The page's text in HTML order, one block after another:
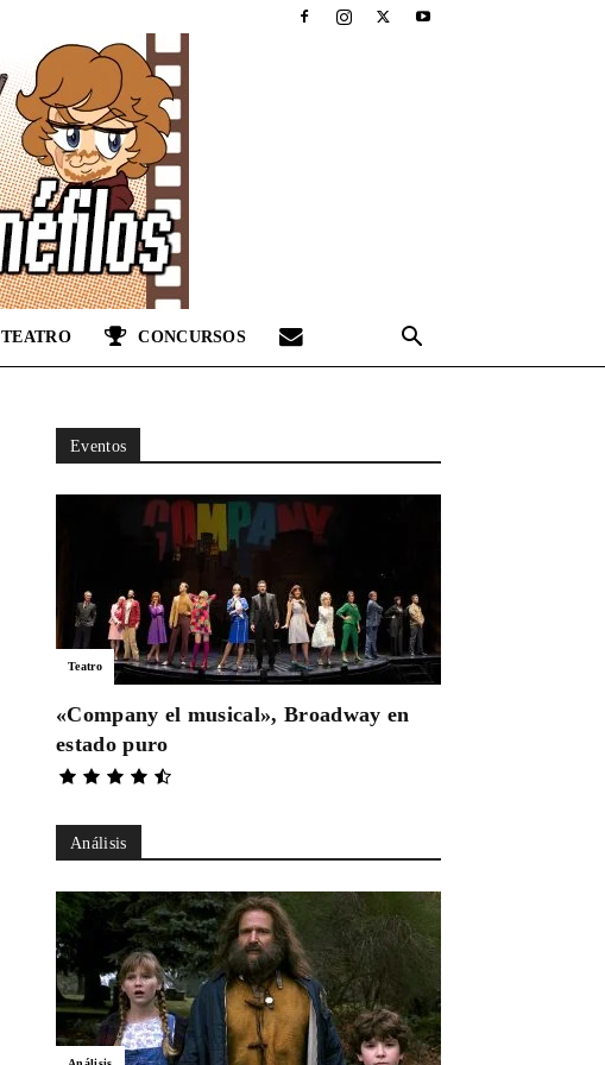
TEATRO CONCURSOS
Eventos
Teatro
«Company el musical», Broadway en
estado puro
Análisis